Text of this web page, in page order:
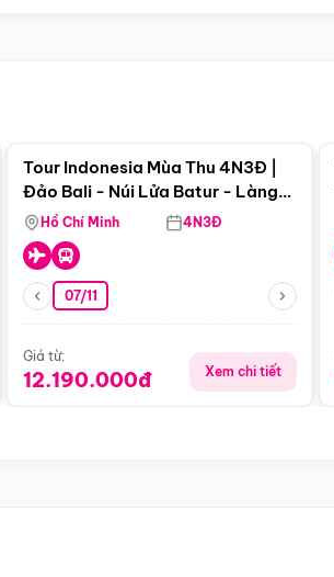
Tour Indonesia Mùa Thu 4N3Đ |
Đảo Bali - Núi Lửa Batur - Làng
Penglipuran
Hồ Chí Minh 4N3Đ
07/11
Giá từ:
12.190.000đ Xem chi tiết